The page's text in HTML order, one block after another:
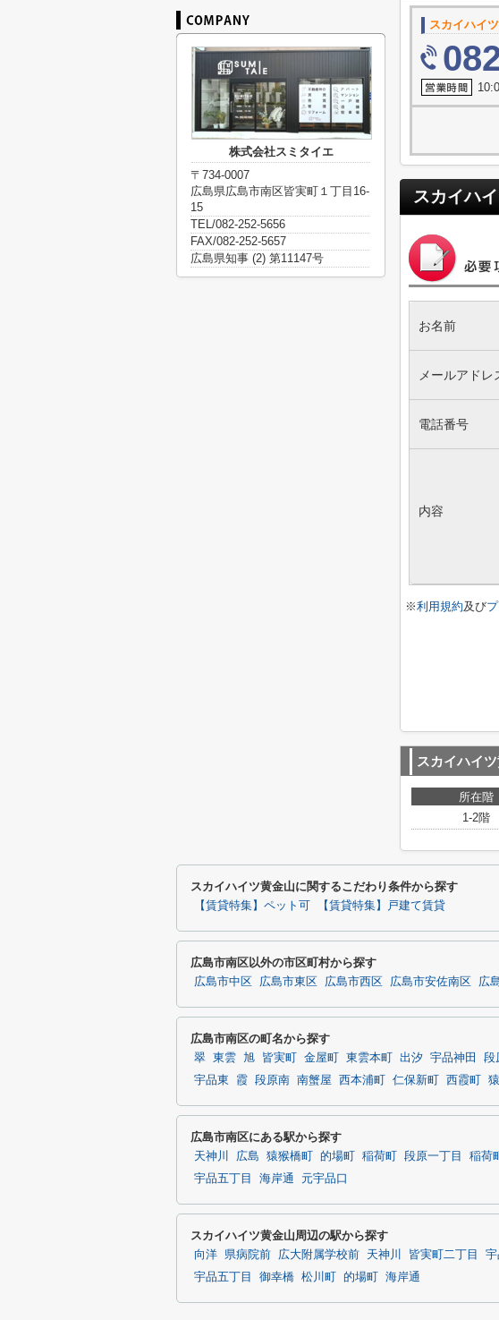
スカイハイ
スカイハ
お名前
メールアドレ
電話番号
内容
※利用規約及び
スカイハイ
所在階
1-2階
株式会社スミタイエ
〒734-0007
広島県広島市南区皆実町１丁目16-
15
TEL/082-252-5656
FAX/082-252-5657
広島県知事 (2) 第11147号
スカイハイツ黄金山に関するこだわり条件から探す
【賃貸特集】ペット可 【賃貸特集】戸建て賃貸
広島市南区以外の市区町村から探す
広島市中区 広島市東区 広島市西区 広島市安佐南区 広
広島市南区の町名から探す
翠 東雲 旭 皆実町 金屋町 東雲本町 出汐 宇品神田 段
宇品東
霞 段原南 南蟹屋 西本浦町 仁保新町 西霞町
広島市南区にある駅から探す
天神川 広島 猿猴橋町 的場町 稲荷町 段原一丁目 稲荷町
宇品五丁目
海岸通 元宇品口
スカイハイツ黄金山周辺の駅から探す
向洋 県病院前 広大附属学校前 天神川 皆実町二丁目 宇
宇品五丁目
御幸橋 松川町 的場町 海岸通